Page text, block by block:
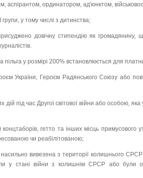
аспірантом, ординатором, ад'юнктом,
групи, у тому числі з дитинства;
довічну стипендію як громадянину,
пільга у розмірі 200% встановлюється для
України, Героєм Радянського Союзу або
дій під час Другої світової війни або особою,
гетто та інших місць примусового
чи реабілітованою;
вивезена з території колишнього СРСР
у стані війни з колишнім СРСР або були